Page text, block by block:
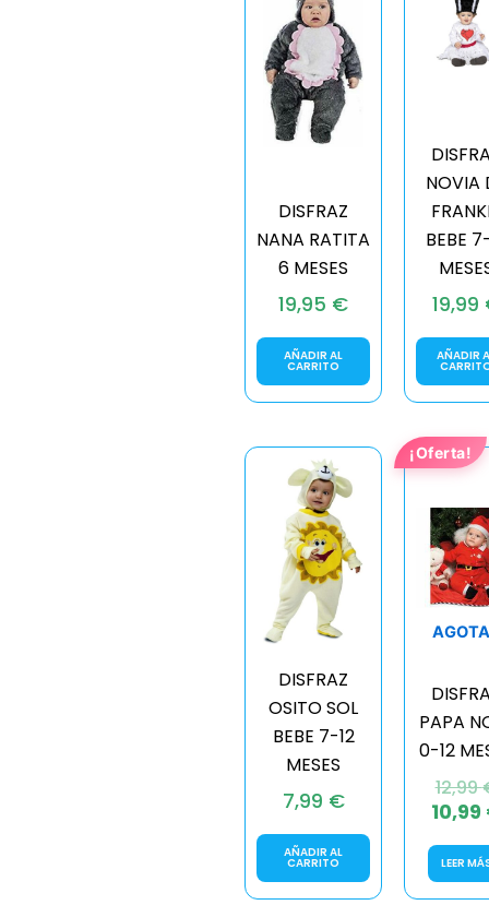
DISFRAZ
NANA RATITA
6 MESES
19,95 €
AÑADIR AL
CARRITO
NOVIA
BEBE
19,99
AÑADIR
DISFRAZ
OSITO SOL
BEBE 7-12
MESES
7,99 €
AÑADIR AL
CARRITO
¡Oferta!
PAPA
0-12
12,99
10,99
LEER